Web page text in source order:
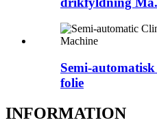
Semi-
folie
INFORMATION